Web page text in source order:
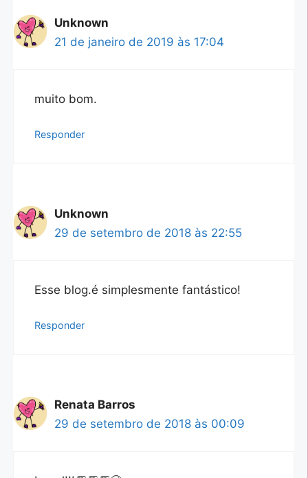
Unknown
21 de janeiro de 2019 às 17:04
muito bom.
Responder
Unknown
29 de setembro de 2018 às 22:55
Esse blog.é simplesmente fantástico!
Responder
Renata Barros
29 de setembro de 2018 às 00:09